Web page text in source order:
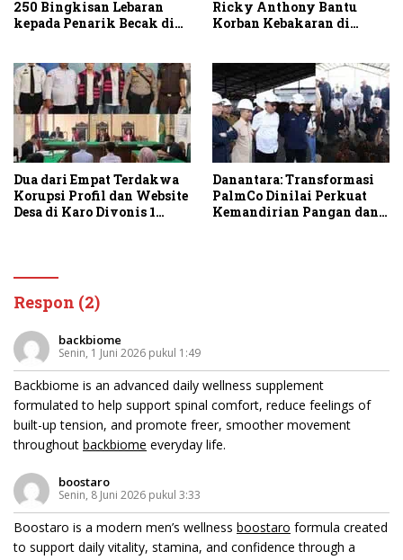
250 Bingkisan Lebaran
kepada Penarik Becak di
Ricky Anthony Bantu
Korban Kebakaran di
Dua dari Empat Terdakwa
Korupsi Profil dan Website
Desa di Karo Divonis 1
Danantara: Transformasi
PalmCo Dinilai Perkuat
Kemandirian Pangan dan
Respon (2)
backbiome
Senin, 1 Juni 2026 pukul 1:49
Backbiome is an advanced daily wellness supplement
formulated to help support spinal comfort, reduce feelings of
built-up tension, and promote freer, smoother movement
throughout backbiome everyday life.
boostaro
Senin, 8 Juni 2026 pukul 3:33
Boostaro is a modern men’s wellness boostaro formula created
to support daily vitality, stamina, and confidence through a